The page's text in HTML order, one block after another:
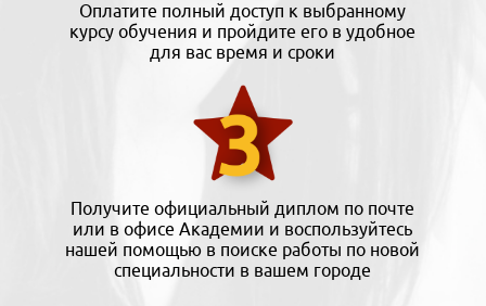
Оплатите полный доступ к выбранному
курсу обучения и пройдите его в удобное
для вас время и сроки
Получите официальный диплом по почте
или в офисе Академии и воспользуйтесь
нашей помощью в поиске работы по новой
специальности в вашем городе